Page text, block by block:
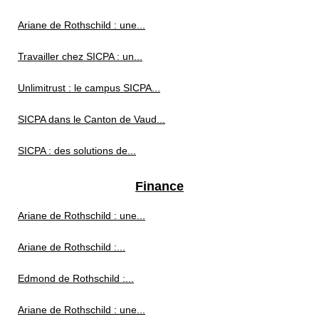
Ariane de Rothschild : une...
Travailler chez SICPA : un...
Unlimitrust : le campus SICPA...
SICPA dans le Canton de Vaud...
SICPA : des solutions de...
Finance
Ariane de Rothschild : une...
Ariane de Rothschild :...
Edmond de Rothschild :...
Ariane de Rothschild : une...